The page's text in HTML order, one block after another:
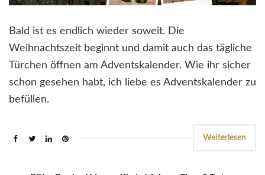
Bald ist es endlich wieder soweit. Die
Weihnachtszeit beginnt und damit auch das tägliche
Türchen öffnen am Adventskalender. Wie ihr sicher
schon gesehen habt, ich liebe es Adventskalender zu
befüllen.
Weiterlesen